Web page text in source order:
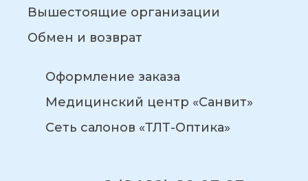
Вышестоящие организации
Обмен и возврат
Оформление заказа
Медицинский центр «Санвит»
Сеть салонов «ТЛТ-Оптика»